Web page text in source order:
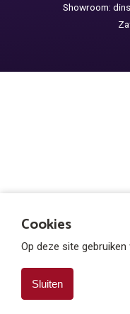
Cookies
Op deze site
Sluiten
Showroom: